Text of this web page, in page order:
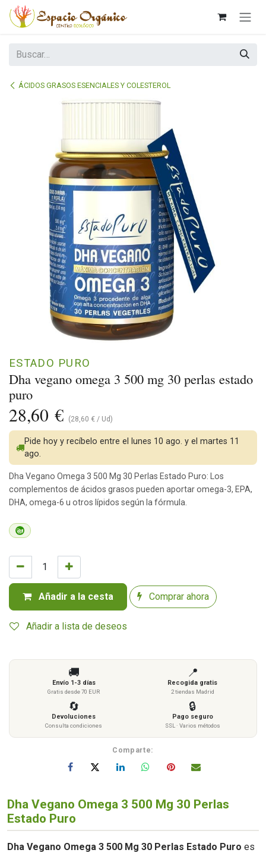
Ir al contenido
ÁCIDOS GRASOS ESENCIALES Y COLESTEROL
Dha vegano omega 3 500 mg 30 perlas estado
puro
ESTADO PURO
28,60 € (28,60 € / Ud)
Añadir a la cesta Comprar ahora
Añadir a lista de deseos
Pide hoy y recíbelo entre el lunes 10 ago. y el martes 11
ago.
Dha Vegano Omega 3 500 Mg 30 Perlas Estado Puro: Los
complementos de ácidos grasos pueden aportar omega-3, EPA,
DHA, omega-6 u otros lípidos según la fórmula.
🚚
Envío 1-3 días
Gratis desde 70 EUR
📍
Recogida gratis
2 tiendas Madrid
🔄
Devoluciones
Consulta condiciones
🔒
Pago seguro
SSL · Varios métodos
Comparte:
Dha Vegano Omega 3 500 Mg 30 Perlas
Estado Puro
Dha Vegano Omega 3 500 Mg 30 Perlas Estado Puro es